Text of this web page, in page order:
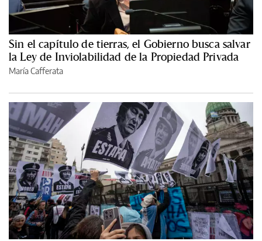
Sin el capítulo de tierras, el Gobierno busca salvar
la Ley de Inviolabilidad de la Propiedad Privada
María Cafferata